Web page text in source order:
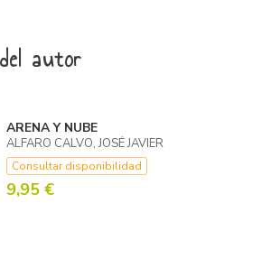
autor
ARENA Y NUBE
ALFARO CALVO, JOSÉ JAVIER
Consultar disponibilidad
9,95 €